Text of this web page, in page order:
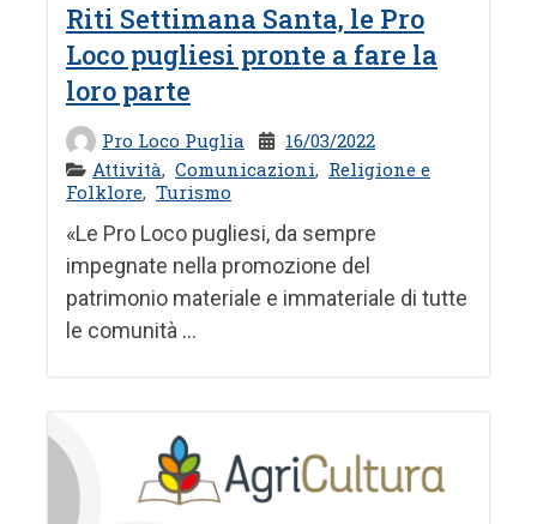
Riti Settimana Santa, le Pro
Loco pugliesi pronte a fare la
loro parte
Pro Loco Puglia
16/03/2022
Attività, Comunicazioni, Religione e
Folklore, Turismo
«Le Pro Loco pugliesi, da sempre
impegnate nella promozione del
patrimonio materiale e immateriale di tutte
le comunità ...